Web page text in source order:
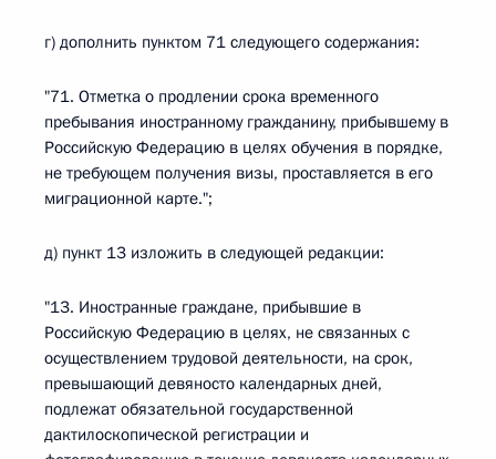
г) дополнить пунктом 71 следующего содержания:
"71. Отметка о продлении срока временного
пребывания иностранному гражданину, прибывшему в
Российскую Федерацию в целях обучения в порядке,
не требующем получения визы, проставляется в его
миграционной карте.";
д) пункт 13 изложить в следующей редакции:
"13. Иностранные граждане, прибывшие в
Российскую Федерацию в целях, не связанных с
осуществлением трудовой деятельности, на срок,
превышающий девяносто календарных дней,
подлежат обязательной государственной
дактилоскопической регистрации и